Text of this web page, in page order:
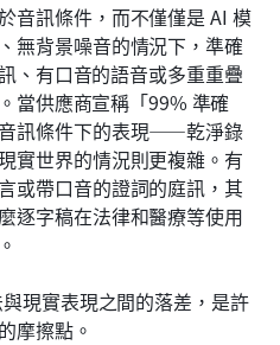
音訊條件，而不僅僅是 AI 模
無背景噪音的情況下，準確
、有口音的語音或多重重疊
當供應商宣稱「99% 準確
訊條件下的表現——乾淨錄
實世界的情況則更複雜。有
或帶口音的證詞的庭訊，其
逐字稿在法律和醫療等使用
現實表現之間的落差，是許
摩擦點。